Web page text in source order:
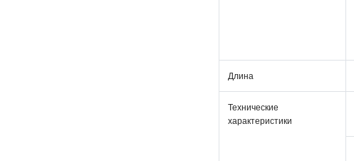
Длина
Технические
характеристики